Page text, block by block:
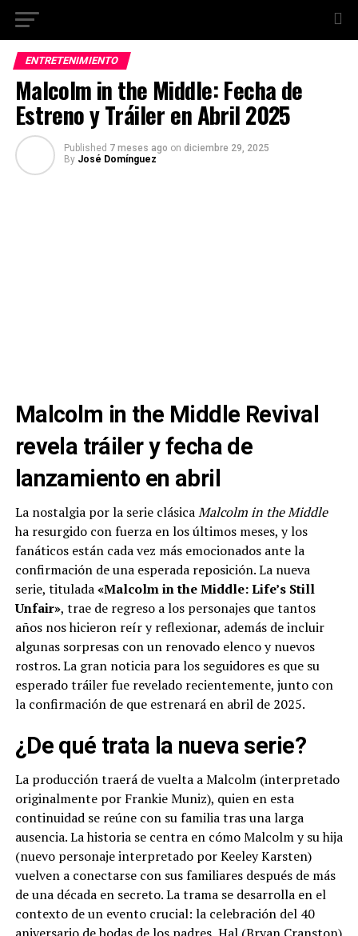
ENTRETENIMIENTO
Malcolm in the Middle: Fecha de
Estreno y Tráiler en Abril 2025
Published 7 meses ago on diciembre 29, 2025
By José Domínguez
Malcolm in the Middle Revival
revela tráiler y fecha de
lanzamiento en abril
La nostalgia por la serie clásicaMalcolm in the Middle
ha resurgido con fuerza en los últimos meses, y los
fanáticos están cada vez más emocionados ante la
confirmación de una esperada reposición. La nueva
serie, titulada«Malcolm in the Middle: Life’s Still
Unfair», trae de regreso a los personajes que tantos
años nos hicieron reír y reflexionar, además de incluir
algunas sorpresas con un renovado elenco y nuevos
rostros. La gran noticia para los seguidores es que su
esperado tráiler fue revelado recientemente, junto con
la confirmación de que estrenará en abril de 2025.
¿De qué trata la nueva serie?
La producción traerá de vuelta a Malcolm (interpretado
originalmente por Frankie Muniz), quien en esta
continuidad se reúne con su familia tras una larga
ausencia. La historia se centra en cómo Malcolm y su hija
(nuevo personaje interpretado por Keeley Karsten)
vuelven a conectarse con sus familiares después de más
de una década en secreto. La trama se desarrolla en el
contexto de un evento crucial: la celebración del 40